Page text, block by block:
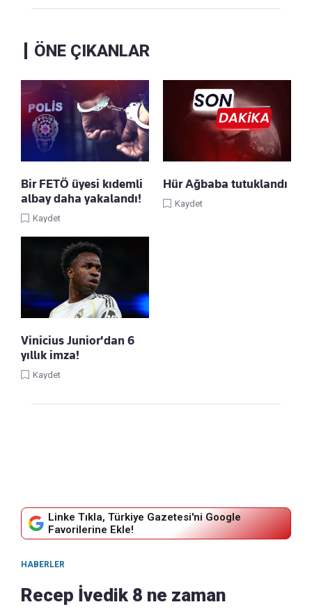
ÖNE ÇIKANLAR
Bir FETÖ üyesi kıdemli
albay daha yakalandı!
Kaydet
Hür Ağbaba tutuklandı
Kaydet
Vinicius Junior'dan 6
yıllık imza!
Kaydet
Linke Tıkla, Türkiye Gazetesi'ni Google
Favorilerine Ekle!
HABERLER
Recep İvedik 8 ne zaman